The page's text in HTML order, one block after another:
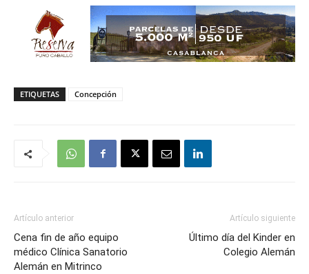
ETIQUETAS Concepción
Artículo anterior
Cena fin de año equipo
médico Clínica Sanatorio
Alemán en Mitrinco
Artículo siguiente
Último día del Kinder en
Colegio Alemán